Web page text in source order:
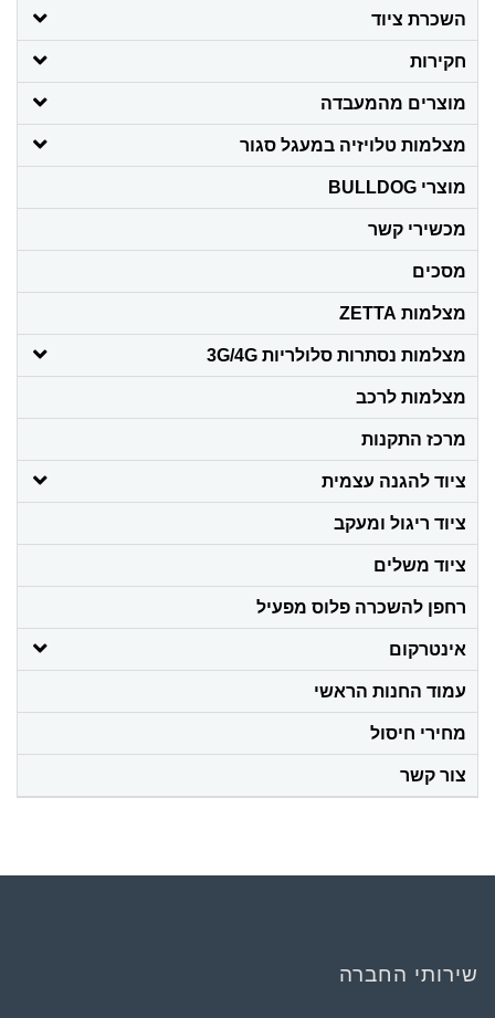
השכרת ציוד
חקירות
מוצרים מהמעבדה
מצלמות טלויזיה במעגל סגור
מוצרי BULLDOG
מכשירי קשר
מסכים
מצלמות ZETTA
מצלמות נסתרות סלולריות 3G/4G
מצלמות לרכב
מרכז התקנות
ציוד להגנה עצמית
ציוד ריגול ומעקב
ציוד משלים
רחפן להשכרה פלוס מפעיל
אינטרקום
עמוד החנות הראשי
מחירי חיסול
צור קשר
שירותי החברה